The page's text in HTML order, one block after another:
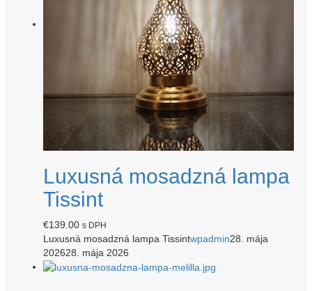
Luxusná mosadzná lampa
Tissint
€139.00 s DPH
Luxusná mosadzná lampa Tissintwpadmin28. mája
202628. mája 2026